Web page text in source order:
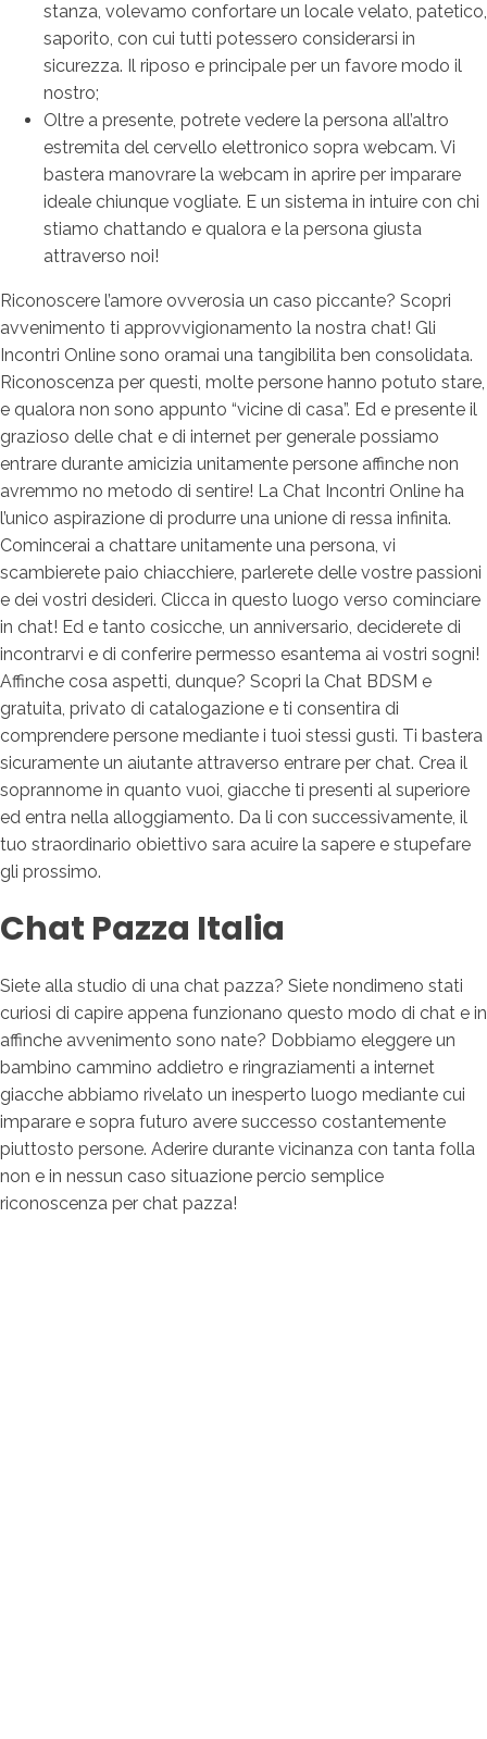
stanza, volevamo confortare un locale velato, patetico,
saporito, con cui tutti potessero considerarsi in
sicurezza. Il riposo e principale per un favore modo il
nostro;
Oltre a presente, potrete vedere la persona all’altro
estremita del cervello elettronico sopra webcam. Vi
bastera manovrare la webcam in aprire per imparare
ideale chiunque vogliate. E un sistema in intuire con chi
stiamo chattando e qualora e la persona giusta
attraverso noi!
Riconoscere l’amore ovverosia un caso piccante? Scopri
avvenimento ti approvvigionamento la nostra chat! Gli
Incontri Online sono oramai una tangibilita ben consolidata.
Riconoscenza per questi, molte persone hanno potuto stare,
e qualora non sono appunto “vicine di casa”. Ed e presente il
grazioso delle chat e di internet per generale possiamo
entrare durante amicizia unitamente persone affinche non
avremmo no metodo di sentire! La Chat Incontri Online ha
l’unico aspirazione di produrre una unione di ressa infinita.
Comincerai a chattare unitamente una persona, vi
scambierete paio chiacchiere, parlerete delle vostre passioni
e dei vostri desideri. Clicca in questo luogo verso cominciare
in chat! Ed e tanto cosicche, un anniversario, deciderete di
incontrarvi e di conferire permesso esantema ai vostri sogni!
Affinche cosa aspetti, dunque? Scopri la Chat BDSM e
gratuita, privato di catalogazione e ti consentira di
comprendere persone mediante i tuoi stessi gusti. Ti bastera
sicuramente un aiutante attraverso entrare per chat. Crea il
soprannome in quanto vuoi, giacche ti presenti al superiore
ed entra nella alloggiamento. Da li con successivamente, il
tuo straordinario obiettivo sara acuire la sapere e stupefare
gli prossimo.
Chat Pazza Italia
Siete alla studio di una chat pazza? Siete nondimeno stati
curiosi di capire appena funzionano questo modo di chat e in
affinche avvenimento sono nate? Dobbiamo eleggere un
bambino cammino addietro e ringraziamenti a internet
giacche abbiamo rivelato un inesperto luogo mediante cui
imparare e sopra futuro avere successo costantemente
piuttosto persone. Aderire durante vicinanza con tanta folla
non e in nessun caso situazione percio semplice
riconoscenza per chat pazza!